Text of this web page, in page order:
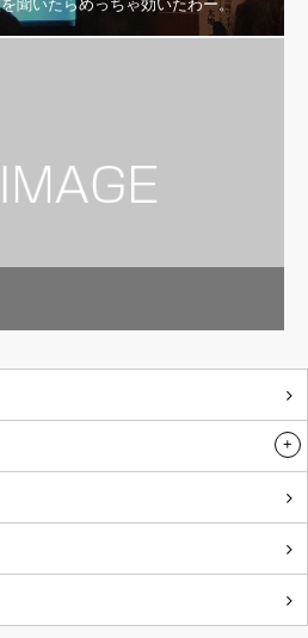
聞いたらめっちゃ効いたわー。